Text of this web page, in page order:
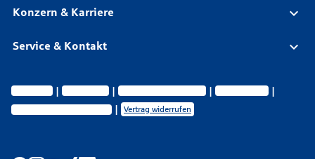
Konzern & Karriere
Service & Kontakt
Impressum Datenschutz Vermittlerinformationen
Nachhaltigkeit
Privatsphäre-Einstellungen
Vertrag widerrufen